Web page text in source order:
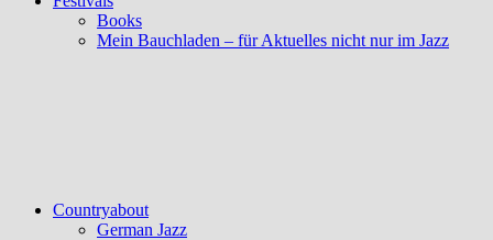
Books
Mein Bauchladen – für Aktuelles nicht nur im Jazz
Countryabout
German Jazz